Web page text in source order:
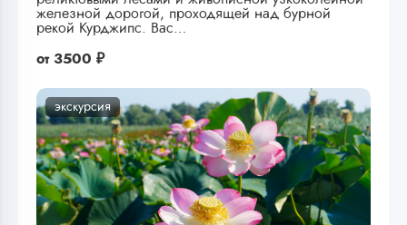
железной дорогой, проходящей над бурной
рекой Курджипс. Вас…
от 3500 ₽
экскурсия